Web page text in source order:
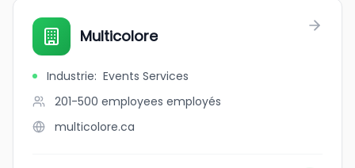
Multicolore
Industrie: Events Services
201-500 employees employés
multicolore.ca